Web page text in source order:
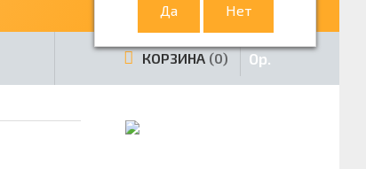
КОРЗИНА 0 0р.